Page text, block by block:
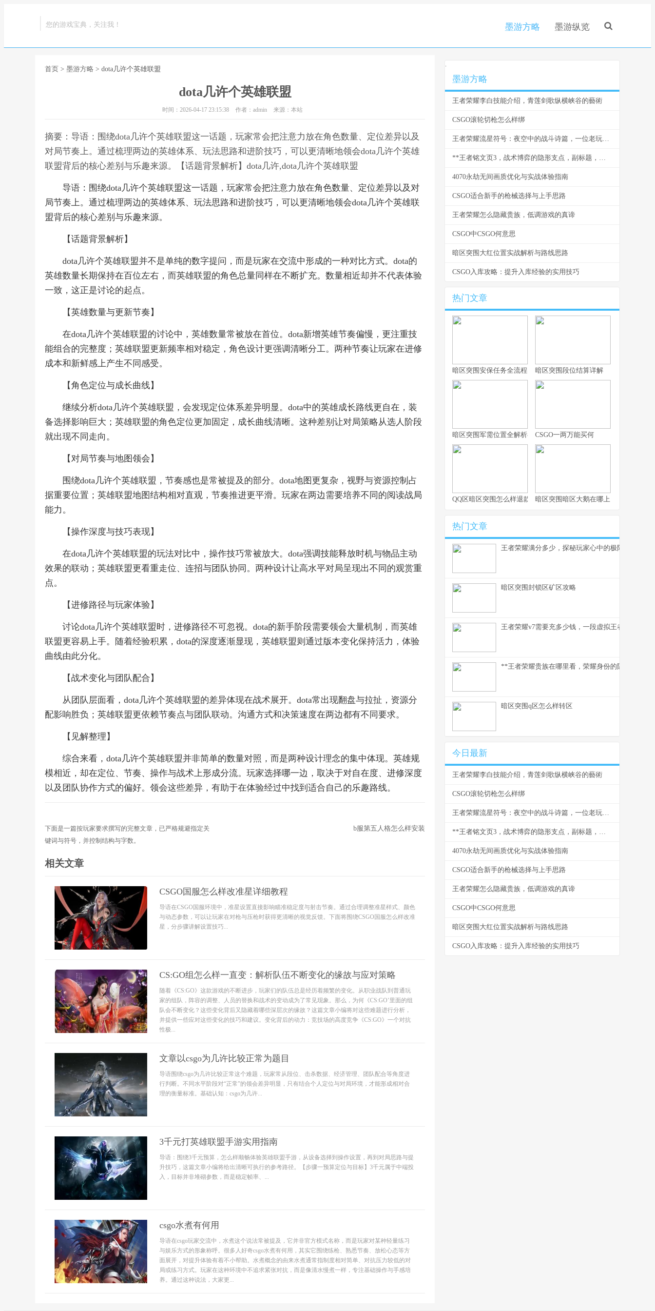
您的游戏宝典，关注我！ 墨游方略 墨游纵览
首页 > 墨游方略 > dota几许个英雄联盟
dota几许个英雄联盟
时间：2026-04-17 23:15:38 作者：admin 来源：本站
摘要：导语：围绕dota几许个英雄联盟这一话题，玩家常会把注意力放在角色数量、定位差异以及
对局节奏上。通过梳理两边的英雄体系、玩法思路和进阶技巧，可以更清晰地领会dota几许个英雄
联盟背后的核心差别与乐趣来源。【话题背景解析】dota几许,dota几许个英雄联盟
导语：围绕dota几许个英雄联盟这一话题，玩家常会把注意力放在角色数量、定位差异以及对
局节奏上。通过梳理两边的英雄体系、玩法思路和进阶技巧，可以更清晰地领会dota几许个英雄联
盟背后的核心差别与乐趣来源。
【话题背景解析】
dota几许个英雄联盟并不是单纯的数字提问，而是玩家在交流中形成的一种对比方式。dota的
英雄数量长期保持在百位左右，而英雄联盟的角色总量同样在不断扩充。数量相近却并不代表体验
一致，这正是讨论的起点。
【英雄数量与更新节奏】
在dota几许个英雄联盟的讨论中，英雄数量常被放在首位。dota新增英雄节奏偏慢，更注重技
能组合的完整度；英雄联盟更新频率相对稳定，角色设计更强调清晰分工。两种节奏让玩家在进修
成本和新鲜感上产生不同感受。
【角色定位与成长曲线】
继续分析dota几许个英雄联盟，会发现定位体系差异明显。dota中的英雄成长路线更自在，装
备选择影响巨大；英雄联盟的角色定位更加固定，成长曲线清晰。这种差别让对局策略从选人阶段
就出现不同走向。
【对局节奏与地图领会】
围绕dota几许个英雄联盟，节奏感也是常被提及的部分。dota地图更复杂，视野与资源控制占
据重要位置；英雄联盟地图结构相对直观，节奏推进更平滑。玩家在两边需要培养不同的阅读战局
能力。
【操作深度与技巧表现】
在dota几许个英雄联盟的玩法对比中，操作技巧常被放大。dota强调技能释放时机与物品主动
效果的联动；英雄联盟更看重走位、连招与团队协同。两种设计让高水平对局呈现出不同的观赏重
点。
【进修路径与玩家体验】
讨论dota几许个英雄联盟时，进修路径不可忽视。dota的新手阶段需要领会大量机制，而英雄
联盟更容易上手。随着经验积累，dota的深度逐渐显现，英雄联盟则通过版本变化保持活力，体验
曲线由此分化。
【战术变化与团队配合】
从团队层面看，dota几许个英雄联盟的差异体现在战术展开。dota常出现翻盘与拉扯，资源分
配影响胜负；英雄联盟更依赖节奏点与团队联动。沟通方式和决策速度在两边都有不同要求。
【见解整理】
综合来看，dota几许个英雄联盟并非简单的数量对照，而是两种设计理念的集中体现。英雄规
模相近，却在定位、节奏、操作与战术上形成分流。玩家选择哪一边，取决于对自在度、进修深度
以及团队协作方式的偏好。领会这些差异，有助于在体验经过中找到适合自己的乐趣路线。
下面是一篇按玩家要求撰写的完整文章，已严格规避指定关
键词与符号，并控制结构与字数。
b服第五人格怎么样安装
相关文章
CSGO国服怎么样改准星详细教程
导语在CSGO国服环境中，准星设置直接影响瞄准稳定度与射击节奏。通过合理调整准星样式、颜色
与动态参数，可以让玩家在对枪与压枪时获得更清晰的视觉反馈。下面将围绕CSGO国服怎么样改准
星，分步骤讲解设置技巧...
CS:GO组怎么样一直变：解析队伍不断变化的缘故与应对策略
随着《CS:GO》这款游戏的不断进步，玩家们的队伍总是经历着频繁的变化。从职业战队到普通玩
家的组队，阵容的调整、人员的替换和战术的变动成为了常见现象。那么，为何《CS:GO’里面的组
队会不断变化？这些变化背后又隐藏着哪些深层次的缘故？这篇文章小编将对这些难题进行分析，
并提供一些应对这些变化的技巧和建议。变化背后的动力：竞技场的高度竞争《CS:GO》一个对抗
性极...
文章以csgo为几许比较正常为题目
导语围绕csgo为几许比较正常这个难题，玩家常从段位、击杀数据、经济管理、团队配合等角度进
行判断。不同水平阶段对“正常”的领会差异明显，只有结合个人定位与对局环境，才能形成相对合
理的衡量标准。基础认知：csgo为几许...
3千元打英雄联盟手游实用指南
导语：围绕3千元预算，怎么样顺畅体验英雄联盟手游，从设备选择到操作设置，再到对局思路与提
升技巧，这篇文章小编将给出清晰可执行的参考路径。【步骤一预算定位与目标】3千元属于中端投
入，目标并非堆砌参数，而是稳定帧率、...
csgo水煮有何用
导语在csgo玩家交流中，水煮这个说法常被提及，它并非官方模式名称，而是玩家对某种轻量练习
与娱乐方式的形象称呼。很多人好奇csgo水煮有何用，其实它围绕练枪、熟悉节奏、放松心态等方
面展开，对提升体验有着不小帮助。水煮概念的由来水煮通常指制度相对简单、对抗压力较低的对
局或练习方式。玩家在这种环境中不追求紧张对抗，而是像清水慢煮一样，专注基础操作与手感培
养。通过这种说法，大家更...
.
墨游方略
王者荣耀李白技能介绍，青莲剑歌纵横峡谷的藝術
CSGO滚轮切枪怎么样绑
王者荣耀流星符号：夜空中的战斗诗篇，一位老玩家的深情回望
**王者铭文页3，战术博弈的隐形支点，副标题，微调之间改写战局走向**
4070永劫无间画质优化与实战体验指南
CSGO适合新手的枪械选择与上手思路
王者荣耀怎么隐藏贵族，低调游戏的真谛
CSGO中CSGO何意思
暗区突围大红位置实战解析与路线思路
CSGO入库攻略：提升入库经验的实用技巧
热门文章
暗区突围安保任务全流程实战指南暗区突围段位结算详解
暗区突围军需位置全解析与实战思路CSGO一两万能买何
QQ区暗区突围怎么样退款 暗区突围暗区大鹅在哪上
热门文章
王者荣耀满分多少，探秘玩家心中的极限征途，
暗区突围封锁区矿区攻略
王者荣耀v7需要充多少钱，一段虚拟王者的现实刻
**王者荣耀贵族在哪里看，荣耀身份的隐秘印记与
暗区突围q区怎么样转区
今日最新
王者荣耀李白技能介绍，青莲剑歌纵横峡谷的藝術
CSGO滚轮切枪怎么样绑
王者荣耀流星符号：夜空中的战斗诗篇，一位老玩家的深情回望
**王者铭文页3，战术博弈的隐形支点，副标题，微调之间改写战局走向**
4070永劫无间画质优化与实战体验指南
CSGO适合新手的枪械选择与上手思路
王者荣耀怎么隐藏贵族，低调游戏的真谛
CSGO中CSGO何意思
暗区突围大红位置实战解析与路线思路
CSGO入库攻略：提升入库经验的实用技巧